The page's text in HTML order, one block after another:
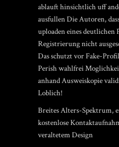
ablauft hinsichtlich uff
ausfullen Die Autoren,
uploaden eines deutlichen
Registrierung nicht
Das schutzt vor Fake-
Perish wahlfrei
anhand Ausweiskopie
Loblich!
Breites Alters-Spektrum,
kostenlose
veraltetem Design